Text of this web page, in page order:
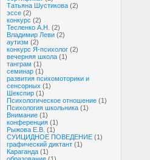
Татьяна Шустикова (2)
эссе (2)
конкурс (2)
Тесленко А.Н. (2)
Владимир Леви (2)
аутизм (2)
конкурс Я-психолог (2)
вечерняя школа (1)
танграм (1)
семинар (1)
развития психомоторики и
сенсорных (1)
Шекспир (1)
Психологическое отношение (1)
Психология школьника (1)
Внимание (1)
конференция (1)
Рыжова Е.В. (1)
СУИЦИДНОЕ ПОВЕДЕНИЕ (1)
графический диктант (1)
Караганда (1)